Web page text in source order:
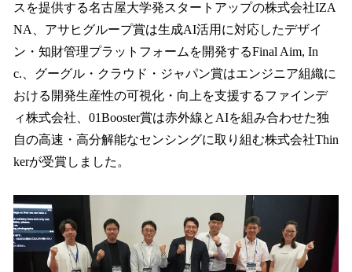
スを提供する名古屋大学発スタートアップの株式会社IZA
NA、アサヒグループ賞は生成AI活用に対応したデザイ
ン・知財管理プラットフォームを開発するFinal Aim, In
c.、グーグル・クラウド・ジャパン賞はエンジニア組織に
おける開発生産性の可視化・向上を支援するファインデ
ィ株式会社、01Booster賞は赤外線とAIを組み合わせた独
自の高速・高分解能なセンシングに取り組む株式会社Thin
kerが受賞しました。